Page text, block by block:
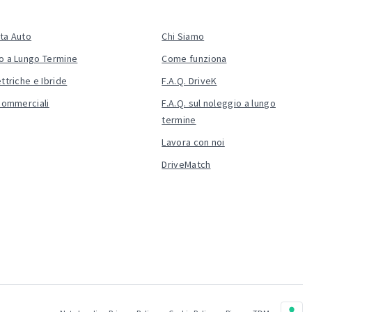
Auto
a Lungo Termine
e Ibride
Chi Siamo
Come funziona
F.A.Q. DriveK
F.A.Q. sul noleggio a lungo
termine
Lavora con noi
DriveMatch